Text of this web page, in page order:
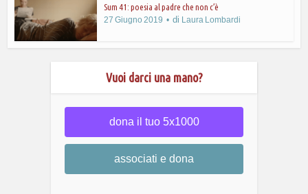
Sum 41: poesia al padre che non c’è
27 Giugno 2019
di Laura Lombardi
Vuoi darci una mano?
dona il tuo 5x1000
associati e dona